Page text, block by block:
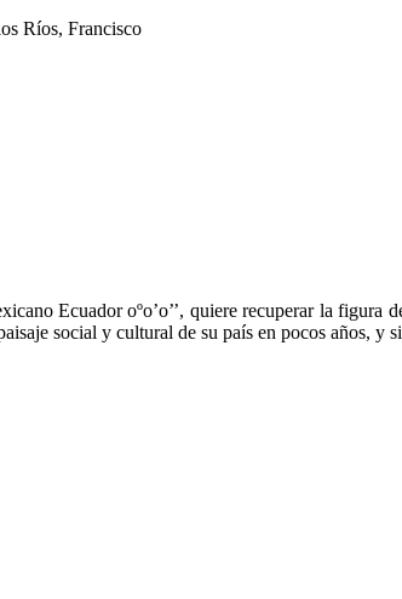
Ríos, Francisco
Ecuador oºo’o’’, quiere recuperar la
social y cultural de su país en pocos años, y